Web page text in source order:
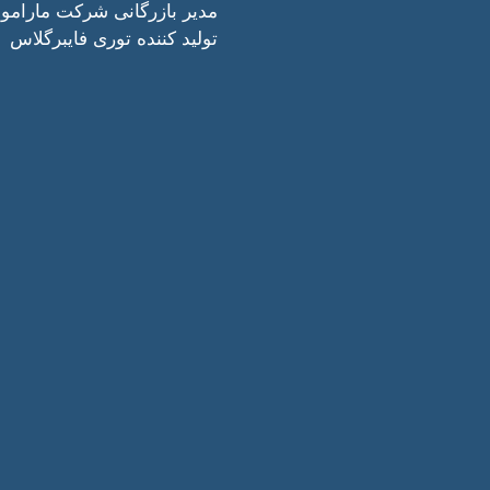
مدیر بازرگانی شرکت مارامو
تولید کننده توری فایبرگلاس